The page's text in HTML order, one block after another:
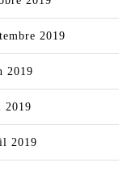
2019
2019
2019
2019